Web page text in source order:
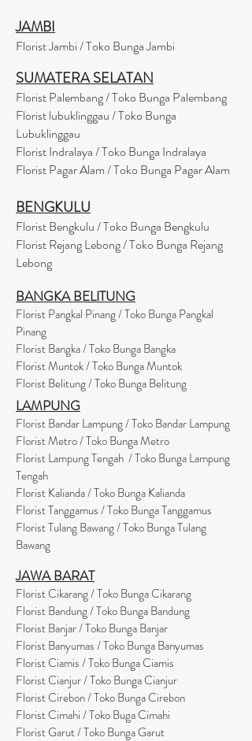
JAMBI
Florist Jambi / Toko Bunga Jambi
SUMATERA SELATAN
Florist Palembang / Toko Bunga Palembang
Florist lubuklinggau / Toko Bunga
Lubuklinggau
Florist Indralaya / Toko Bunga Indralaya
Florist Pagar Alam / Toko Bunga Pagar Alam
BENGKULU
Florist Bengkulu / Toko Bunga Bengkulu
Florist Rejang Lebong / Toko Bunga Rejang
Lebong
BANGKA BELITUNG
Florist Pangkal Pinang / Toko Bunga Pangkal
Pinang
Florist Bangka / Toko Bunga Bangka
Florist Muntok / Toko Bunga Muntok
Florist Belitung / Toko Bunga Belitung
LAMPUNG
Florist Bandar Lampung / Toko Bandar Lampung
Florist Metro / Toko Bunga Metro
Florist Lampung Tengah / Toko Bunga Lampung
Tengah
Florist Kalianda / Toko Bunga Kalianda
Florist Tanggamus / Toko Bunga Tanggamus
Florist Tulang Bawang / Toko Bunga Tulang
Bawang
JAWA BARAT
Florist Cikarang/ Toko Bunga Cikarang
Florist Bandung / Toko Bunga Bandung
Florist Banjar / Toko Bunga Banjar
Florist Banyumas / Toko Bunga Banyumas
Florist Ciamis / Toko Bunga Ciamis
Florist Cianjur / Toko Bunga Cianjur
Florist Cirebon / Toko Bunga Cirebon
Florist Cimahi / Toko Buga Cimahi
Florist Garut / Toko Bunga Garut